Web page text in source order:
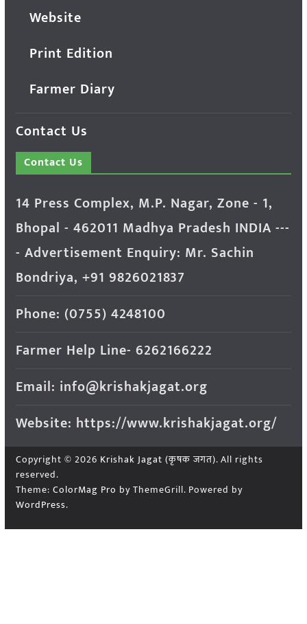
Website
Print Edition
Farmer Diary
Contact Us
Contact Us
14 Press Complex, M.P. Nagar, Zone - 1,
Bhopal - 462011 Madhya Pradesh INDIA ---
- Advertisement Enquiry: Mr. Sachin
Bondriya, +91 9826021837
Phone: (0755) 4248100
Farmer Help Line- 6262166222
Email: info@krishakjagat.org
Website: https://www.krishakjagat.org/
Copyright © 2026 Krishak Jagat (कृषक जगत). All rights
reserved.
Theme: ColorMag Pro by ThemeGrill. Powered by
WordPress.